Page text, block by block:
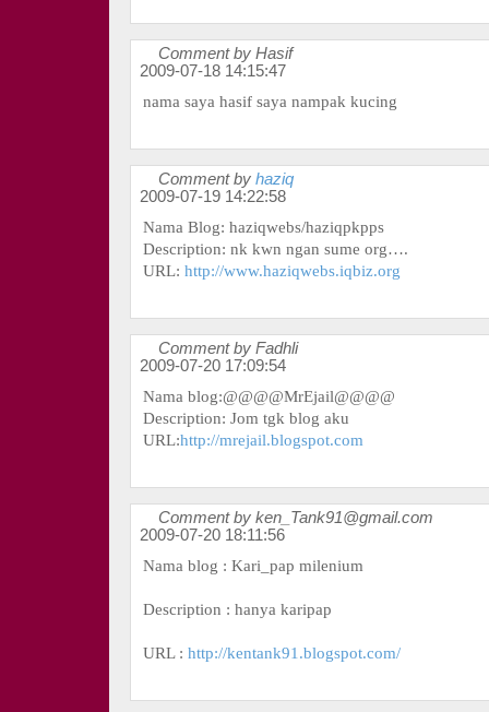
Comment by Hasif
2009-07-18 14:15:47
nama saya hasif saya nampak kucing
Comment by haziq
2009-07-19 14:22:58
Nama Blog: haziqwebs/haziqpkpps
Description: nk kwn ngan sume org….
URL: http://www.haziqwebs.iqbiz.org
Comment by Fadhli
2009-07-20 17:09:54
Nama blog:@@@@MrEjail@@@@
Description: Jom tgk blog aku
URL:http://mrejail.blogspot.com
Comment by ken_Tank91@gmail.com
2009-07-20 18:11:56
Nama blog : Kari_pap milenium
Description : hanya karipap
URL : http://kentank91.blogspot.com/